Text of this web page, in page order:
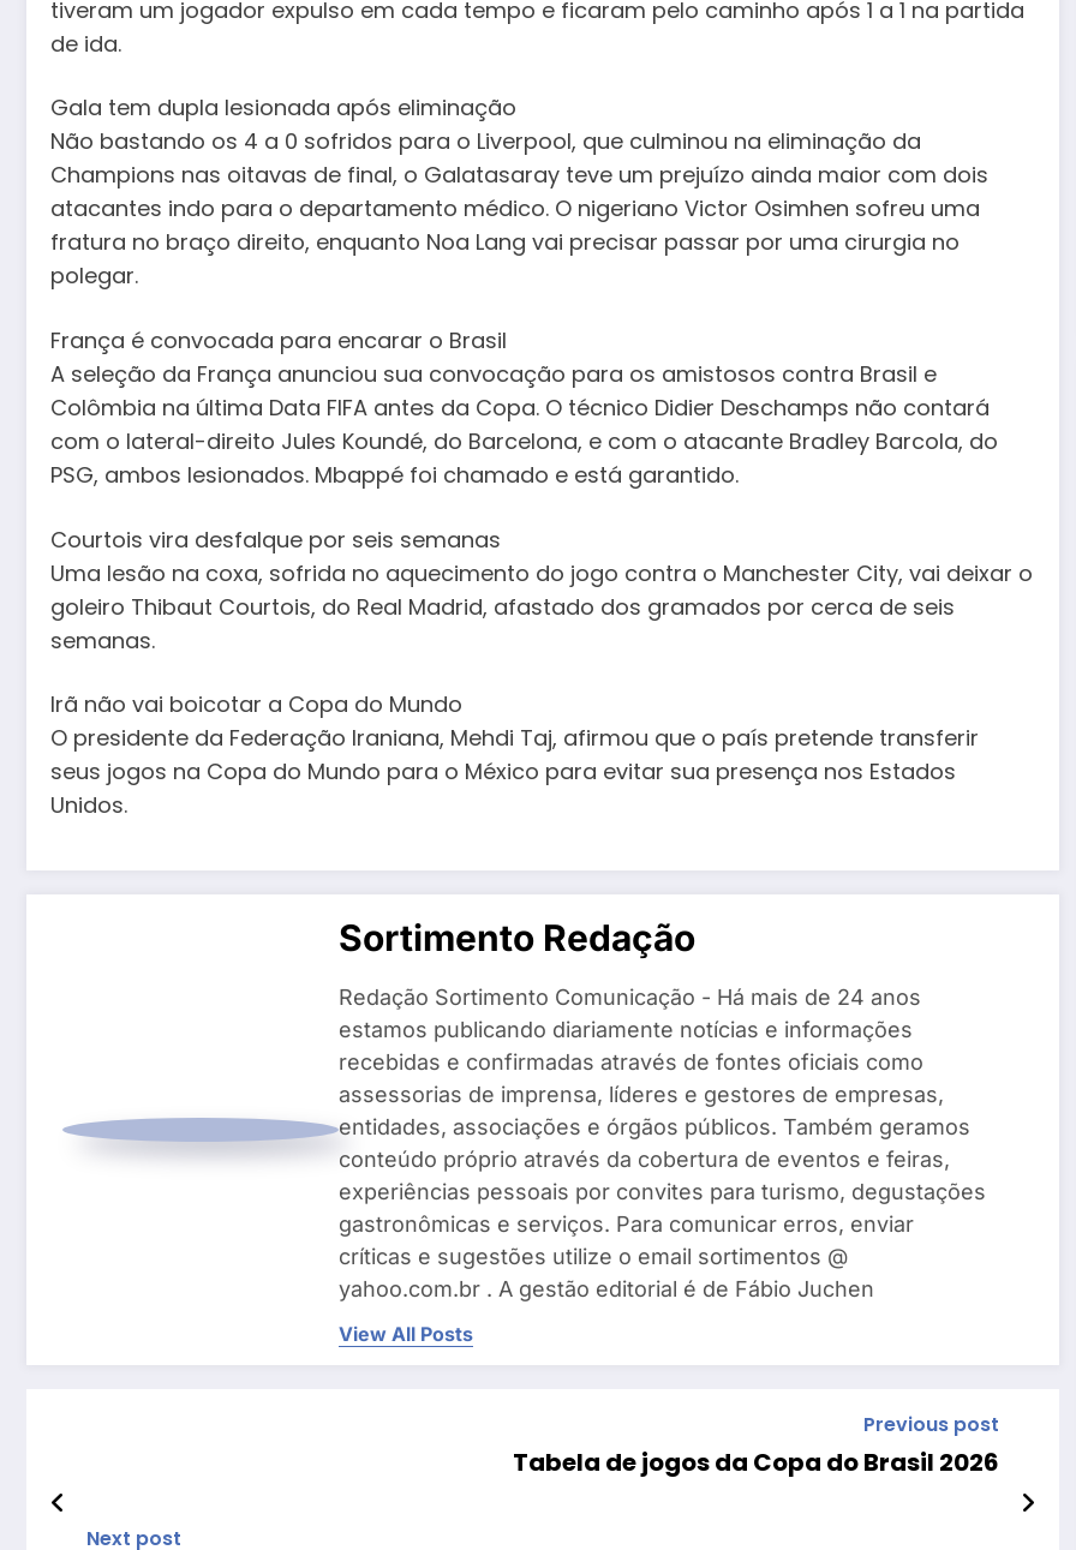
tiveram um jogador expulso em cada tempo e ficaram pelo caminho após 1 a 1 na partida
de ida.
Gala tem dupla lesionada após eliminação
Não bastando os 4 a 0 sofridos para o Liverpool, que culminou na eliminação da
Champions nas oitavas de final, o Galatasaray teve um prejuízo ainda maior com dois
atacantes indo para o departamento médico. O nigeriano Victor Osimhen sofreu uma
fratura no braço direito, enquanto Noa Lang vai precisar passar por uma cirurgia no
polegar.
França é convocada para encarar o Brasil
A seleção da França anunciou sua convocação para os amistosos contra Brasil e
Colômbia na última Data FIFA antes da Copa. O técnico Didier Deschamps não contará
com o lateral-direito Jules Koundé, do Barcelona, e com o atacante Bradley Barcola, do
PSG, ambos lesionados. Mbappé foi chamado e está garantido.
Courtois vira desfalque por seis semanas
Uma lesão na coxa, sofrida no aquecimento do jogo contra o Manchester City, vai deixar o
goleiro Thibaut Courtois, do Real Madrid, afastado dos gramados por cerca de seis
semanas.
Irã não vai boicotar a Copa do Mundo
O presidente da Federação Iraniana, Mehdi Taj, afirmou que o país pretende transferir
seus jogos na Copa do Mundo para o México para evitar sua presença nos Estados
Unidos.
Sortimento Redação
Redação Sortimento Comunicação - Há mais de 24 anos
estamos publicando diariamente notícias e informações
recebidas e confirmadas através de fontes oficiais como
assessorias de imprensa, líderes e gestores de empresas,
entidades, associações e órgãos públicos. Também geramos
conteúdo próprio através da cobertura de eventos e feiras,
experiências pessoais por convites para turismo, degustações
gastronômicas e serviços. Para comunicar erros, enviar
críticas e sugestões utilize o email sortimentos @
yahoo.com.br . A gestão editorial é de Fábio Juchen
View All Posts
Previous post
Tabela de jogos da Copa do Brasil 2026
Next post